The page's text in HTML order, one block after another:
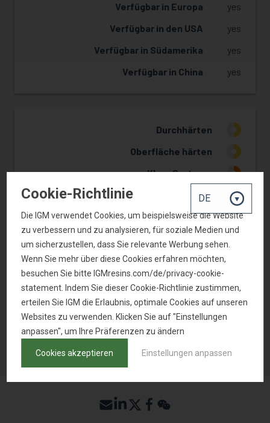
Verfügbar in Europa
yes
Verfügbar in den USA
yes
Verfügbar in Südamerika
yes
Verfügbar in China
yes
Durchhärten
2
Oberfläche härten
2
Klare Systeme
1
Weiße Systeme
2
Farbige Systeme
3
MUSTER ANFRAGEN
Cookie-Richtlinie
Die IGM verwendet Cookies, um beispielsweise die Website
zu verbessern und zu analysieren, für soziale Medien und
um sicherzustellen, dass Sie relevante Werbung sehen.
Wenn Sie mehr über diese Cookies erfahren möchten,
besuchen Sie bitte IGMresins.com/de/privacy-cookie-
statement. Indem Sie dieser Cookie-Richtlinie zustimmen,
erteilen Sie IGM die Erlaubnis, optimale Cookies auf unseren
Websites zu verwenden. Klicken Sie auf "Einstellungen
anpassen", um Ihre Präferenzen zu ändern
Cookies akzeptieren Einstellungen anpassen